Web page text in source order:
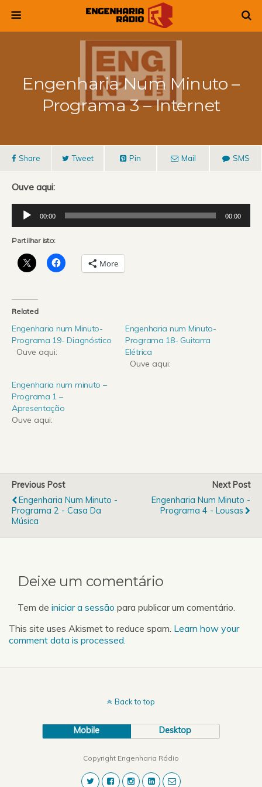
Engenharia Num Minuto –
Programa 3 – Internet
Share Tweet Pin Mail SMS
Ouve aqui:
Reprodutor
de
áudio
00:00 00:00
Partilhar isto:
More
Related
Engenharia num Minuto-
Programa 19- Diagnóstico
Ouve aqui:
Engenharia num Minuto-
Programa 18- Guitarra
Elétrica
Ouve aqui:
Engenharia num minuto –
Programa 1 –
Apresentação
Ouve aqui:
Previous Post
Engenharia Num Minuto -
Programa 2 - Casa Da
Música
Next Post
Engenharia Num Minuto -
Programa 4 - Lousas
Deixe um comentário
Tem de iniciar a sessão para publicar um comentário.
This site uses Akismet to reduce spam. Learn how your
comment data is processed.
Back to top
Mobile Desktop
Copyright Engenharia Rádio